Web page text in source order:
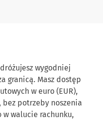
wygodniej
granicą. Masz dostęp
w euro (EUR),
bez potrzeby noszenia
w walucie rachunku,